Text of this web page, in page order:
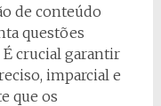
de conteúdo
questões
crucial garantir
imparcial e
que os